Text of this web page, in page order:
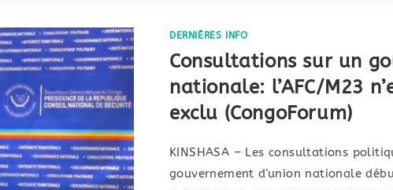
DERNIÈRES INFO
Consultations sur un
nationale: l’AFC/M23
exclu (CongoForum)
KINSHASA – Les consultations
gouvernement d'union nationale